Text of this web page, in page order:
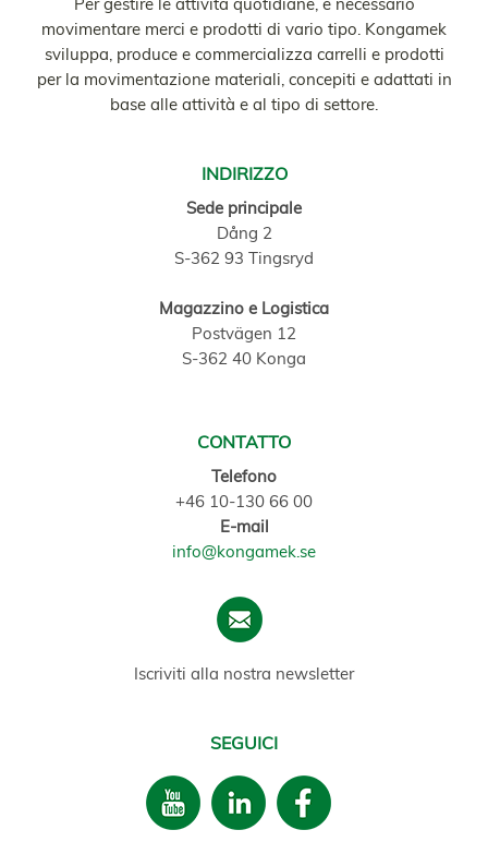
movimentare merci e prodotti di vario tipo. Kongamek
sviluppa, produce e commercializza carrelli e prodotti
per la movimentazione materiali, concepiti e adattati in
base alle attività e al tipo di settore.
INDIRIZZO
Sede principale
Dång 2
S-362 93 Tingsryd
Magazzino e Logistica
Postvägen 12
S-362 40 Konga
CONTATTO
Telefono
+46 10-130 66 00
E-mail
info@kongamek.se
Iscriviti alla nostra newsletter
SEGUICI